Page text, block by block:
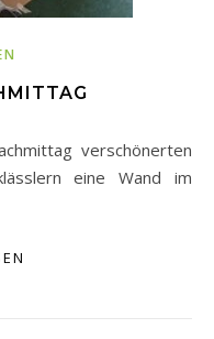
eine Wand im